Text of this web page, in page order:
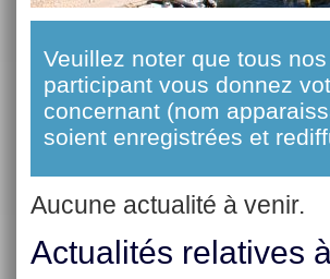
Veuillez noter que tous
participant vous donnez
concernant (nom
soient enregistrées et
Aucune actualité à venir.
Actualités relatives